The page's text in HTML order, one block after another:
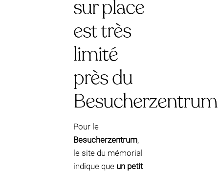
sur place
est très
limité
près du
Besucherzentrum
Pour le
Besucherzentrum,
le site du mémorial
indique que un petit